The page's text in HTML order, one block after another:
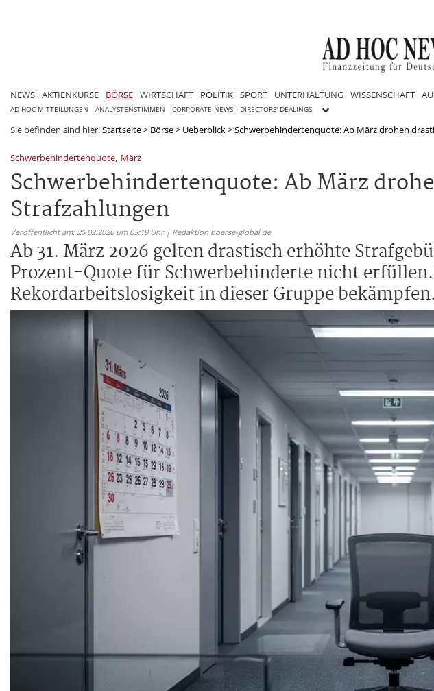
NEWS AKTIENKURSE BÖRSE WIRTSCHAFT POLITIK SPORT UNTERHALTUNG WISSENSCHAFT
AD HOC MITTEILUNGEN ANALYSTENSTIMMEN CORPORATE NEWS DIRECTORS' DEALINGS
Sie befinden sind hier:Startseite> Börse> Ueberblick>Schwerbehindertenquote: Ab März drohen
Schwerbehindertenquote, März
Schwerbehindertenquote: Ab März
Strafzahlungen
Veröffentlicht am: 25.02.2026 um 03:19 Uhr | Redaktion boerse-global.de
Ab 31. März 2026 gelten drastisch erhöhte
Prozent-Quote für Schwerbehinderte nicht
Rekordarbeitslosigkeit in dieser Gruppe bekämpfen.